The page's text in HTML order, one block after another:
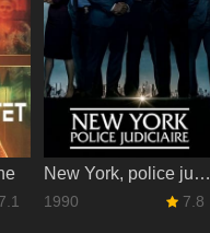
7.1
New York, police judiciaire
1990 7.8